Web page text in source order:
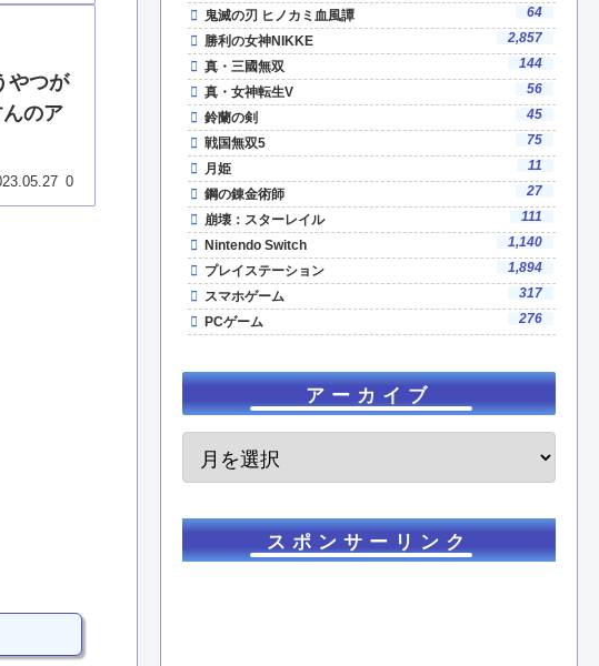
やつが
のア
0
鬼滅の刃 ヒノカミ血風譚
64
勝利の女神NIKKE
2,857
真・三國無双
144
真・女神転生V
56
鈴蘭の剣
45
戦国無双5
75
月姫
11
鋼の錬金術師
27
崩壊：スターレイル
111
Nintendo Switch
1,140
プレイステーション
1,894
スマホゲーム
317
PCゲーム
276
アーカイブ
スポンサーリンク